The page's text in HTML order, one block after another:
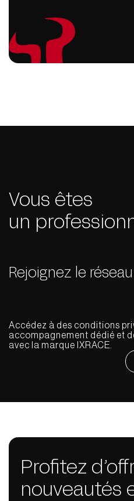
Vous êtes
un
Rejoignez le réseau
Accédez à des conditions
accompagnement dédié et
avec la marque IXRACE.
Profitez
nouveautés